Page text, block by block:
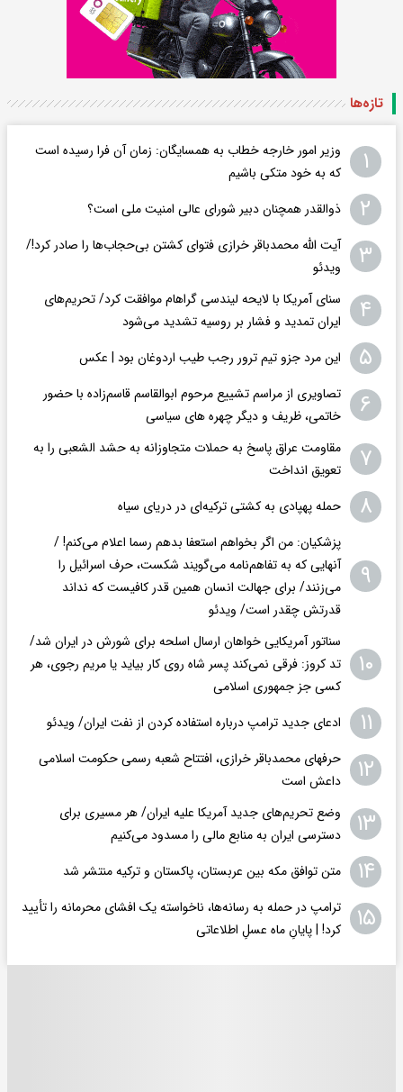
تازه‌ها
۱
وزیر امور خارجه خطاب به همسایگان: زمان آن فرا رسیده است
که به خود متکی باشیم
۲ ذوالقدر همچنان دبیر شورای ‌عالی امنیت ملی است؟
۳
آیت الله محمدباقر خرازی فتوای کشتن بی‌حجاب‌ها را صادر کرد!/
ویدئو
۴
سنای آمریکا با لایحه لیندسی گراهام موافقت کرد/ تحریم‌های
ایران تمدید و فشار بر روسیه تشدید می‌شود
۵ این مرد جزو تیم ترور رجب طیب اردوغان بود | عکس
۶
تصاویری از مراسم تشییع مرحوم ابوالقاسم قاسم‌زاده با حضور
خاتمی، ظریف و دیگر چهره های سیاسی
۷
مقاومت عراق پاسخ به حملات متجاوزانه به حشد الشعبی را به
تعویق انداخت
۸ حمله پهپادی به کشتی ترکیه‌ای در دریای سیاه
۹
پزشکیان: من اگر بخواهم استعفا بدهم رسما اعلام می‌کنم! /
آنهایی که به تفاهم‌نامه می‌گویند شکست، حرف اسرائیل را
می‌زنند/ برای جهالت انسان همین قدر کافیست که نداند
قدرتش چقدر است/ ویدئو
۱۰
سناتور آمریکایی خواهان ارسال اسلحه برای شورش در ایران شد/
تد کروز: فرقی نمی‌کند پسر شاه روی کار بیاید یا مریم رجوی، هر
کسی جز جمهوری اسلامی
۱۱ ادعای جدید ترامپ درباره استفاده کردن از نفت ایران/ ویدئو
۱۲
حرفهای محمدباقر خرازی، افتتاح شعبه رسمی حکومت اسلامی
داعش است
۱۳
وضع تحریم‌های جدید آمریکا علیه ایران/ هر مسیری برای
دسترسی ایران به منابع مالی را مسدود می‌کنیم
۱۴ متن توافق مکه بین عربستان، پاکستان و ترکیه منتشر شد
۱۵
ترامپ در حمله‌ به رسانه‌ها، ناخواسته یک افشای محرمانه را تأیید
کرد! |‌ پایانِ ماه عسلِ اطلاعاتی